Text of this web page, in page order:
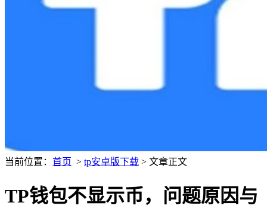
当前位置： 首页 > tp安卓版下载 > 文章正文
TP钱包不显示币，问题原因与